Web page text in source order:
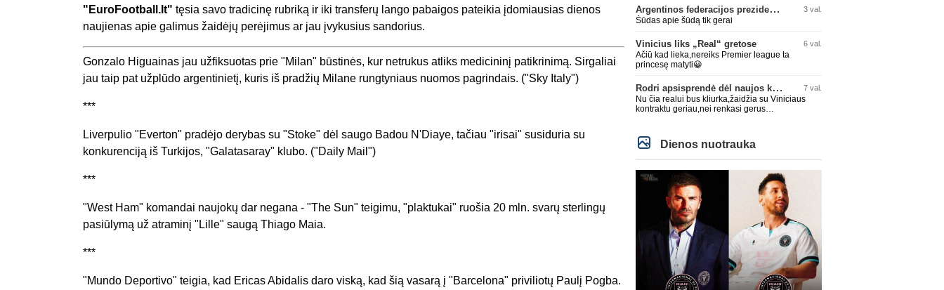
"EuroFootball.lt" tęsia savo tradicinę rubriką ir iki transferų lango pabaigos pateikia įdomiausias dienos
naujienas apie galimus žaidėjų perėjimus ar jau įvykusius sandorius.
Gonzalo Higuainas jau užfiksuotas prie "Milan" būstinės, kur netrukus atliks medicininį patikrinimą. Sirgaliai
jau taip pat užplūdo argentinietį, kuris iš pradžių Milane rungtyniaus nuomos pagrindais. ("Sky Italy")
***
Liverpulio "Everton" pradėjo derybas su "Stoke" dėl saugo Badou N'Diaye, tačiau "irisai" susiduria su
konkurenciją iš Turkijos, "Galatasaray" klubo. ("Daily Mail")
***
"West Ham" komandai naujokų dar negana - "The Sun" teigimu, "plaktukai" ruošia 20 mln. svarų sterlingų
pasiūlymą už atraminį "Lille" saugą Thiago Maia.
***
"Mundo Deportivo" teigia, kad Ericas Abidalis daro viską, kad šią vasarą į "Barcelona" priviliotų Paulį Pogba.
visa Julian Alvarez saga.
Argentinos federacijos prezidentas C. Tapia negailėjo pagyrų G. Infantino 3 val.
Šūdas apie šūdą tik gerai
Vinicius liks „Real“ gretose 6 val.
Ačiū kad lieka,nereiks Premier league ta
princesę matyti😀
Rodri apsisprendė dėl naujos komandos 7 val.
Nu čia realui bus kliurka,žaidžia su Viniciaus
kontraktu geriau,nei renkasi gerus
Dienos nuotrauka